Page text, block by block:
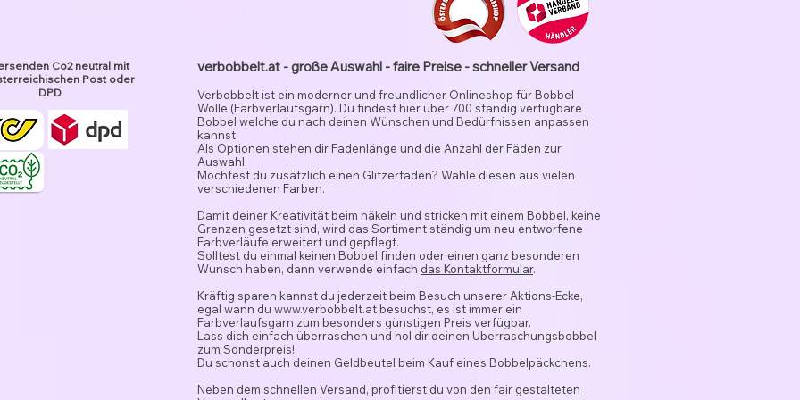
Co2 neutral mit
Post oder
DPD
verbobbelt.at - große Auswahl - faire Preise - schneller Versand
Verbobbelt ist ein moderner und freundlicher Onlineshop für Bobbel
Wolle (Farbverlaufsgarn). Du findest hier über 700 ständig verfügbare
Bobbel welche du nach deinen Wünschen und Bedürfnissen anpassen
kannst.
Als Optionen stehen dir Fadenlänge und die Anzahl der Fäden zur
Auswahl.
Möchtest du zusätzlich einen Glitzerfaden? Wähle diesen aus vielen
verschiedenen Farben.
Damit deiner Kreativität beim häkeln und stricken mit einem Bobbel, keine
Grenzen gesetzt sind, wird das Sortiment ständig um neu entworfene
Farbverläufe erweitert und gepflegt.
Solltest du einmal keinen Bobbel finden oder einen ganz besonderen
Wunsch haben, dann verwende einfach das Kontaktformular.
Kräftig sparen kannst du jederzeit beim Besuch unserer Aktions-Ecke,
egal wann du www.verbobbelt.at besuchst, es ist immer ein
Farbverlaufsgarn zum besonders günstigen Preis verfügbar.
Lass dich einfach überraschen und hol dir deinen Überraschungsbobbel
zum Sonderpreis!
Du schonst auch deinen Geldbeutel beim Kauf eines Bobbelpäckchens.
Neben dem schnellen Versand, profitierst du von den fair gestalteten